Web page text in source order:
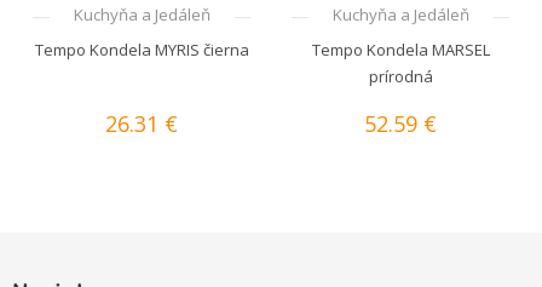
Kuchyňa a Jedáleň
Tempo Kondela MYRIS čierna
26.31 €
Kuchyňa a Jedáleň
Tempo Kondela MARSEL
prírodná
52.59 €